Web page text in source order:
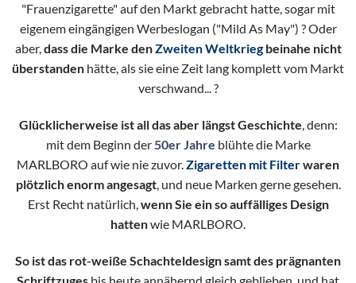
"Frauenzigarette" auf den Markt gebracht hatte, sogar mit
eigenem eingängigen Werbeslogan ("Mild As May") ? Oder
aber,dass die Marke denZweiten Weltkriegbeinahe nicht
überstanden hätte, als sie eine Zeit lang komplett vom Markt
verschwand... ?
Glücklicherweise ist all das aber längst Geschichte, denn:
mit dem Beginn der50er Jahre blühte die Marke
MARLBORO auf wie nie zuvor.Zigaretten mit Filterwaren
plötzlich enorm angesagt, und neue Marken gerne gesehen.
Erst Recht natürlich,wenn Sie ein so auffälliges Design
hattenwie MARLBORO.
So ist das rot-weiße Schachteldesign samt des prägnanten